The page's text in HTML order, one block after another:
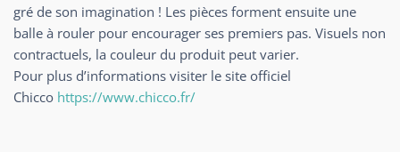
gré de son imagination ! Les pièces forment ensuite une
balle à rouler pour encourager ses premiers pas. Visuels non
contractuels, la couleur du produit peut varier.
Pour plus d’informations visiter le site officiel
Chicco https://www.chicco.fr/